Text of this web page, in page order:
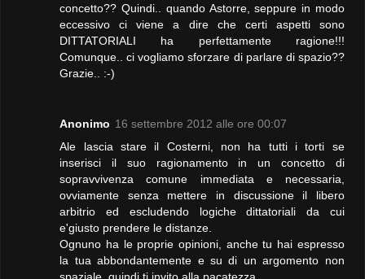
concetto?? Quindi.. quando Astorre, seppure in modo
eccessivo ci viene a dire che certi aspetti sono
DITTATORIALI ha perfettamente ragione!!!
Comunque.. ci vogliamo sforzare di parlare di spazio??
Grazie.. :-)
Anonimo 16 settembre 2012 alle ore 00:07
Ale lascia stare il Costerni, non ha tutti i torti se
inserisci il suo ragionamento in un concetto di
sopravvivenza comune immediata e necessaria,
ovviamente senza mettere in discussione il libero
arbitrio ed escludendo logiche dittatoriali da cui
e'giusto prendere le distanze.
Ognuno ha le proprie opinioni, anche tu hai espresso
la tua abbondantemente e su di un argomento non